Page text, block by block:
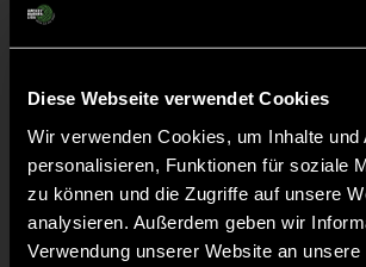
Diese Webseite verwendet Cookies
Wir verwenden Cookies, um Inhalte und
personalisieren, Funktionen für soziale
zu können und die Zugriffe auf unsere
analysieren. Außerdem geben wir
Verwendung unserer Website an
Staff
Anne MOTYL